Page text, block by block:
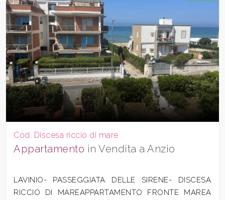
Cod. Discesa riccio di mare
Appartamento in Vendita a Anzio
LAVINIO- PASSEGGIATA DELLE SIRENE- DISCESA
RICCIO DI MAREAPPARTAMENTO FRONTE MAREA